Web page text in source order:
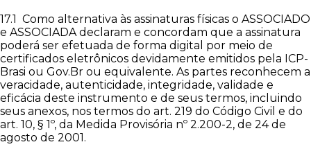
17.1 Como alternativa às assinaturas físicas o ASSOCIADO
e ASSOCIADA declaram e concordam que a assinatura
poderá ser efetuada de forma digital por meio de
certificados eletrônicos devidamente emitidos pela ICP-
Brasi ou Gov.Br ou equivalente. As partes reconhecem a
veracidade, autenticidade, integridade, validade e
eficácia deste instrumento e de seus termos, incluindo
seus anexos, nos termos do art. 219 do Código Civil e do
art. 10, § 1º, da Medida Provisória nº 2.200-2, de 24 de
agosto de 2001.